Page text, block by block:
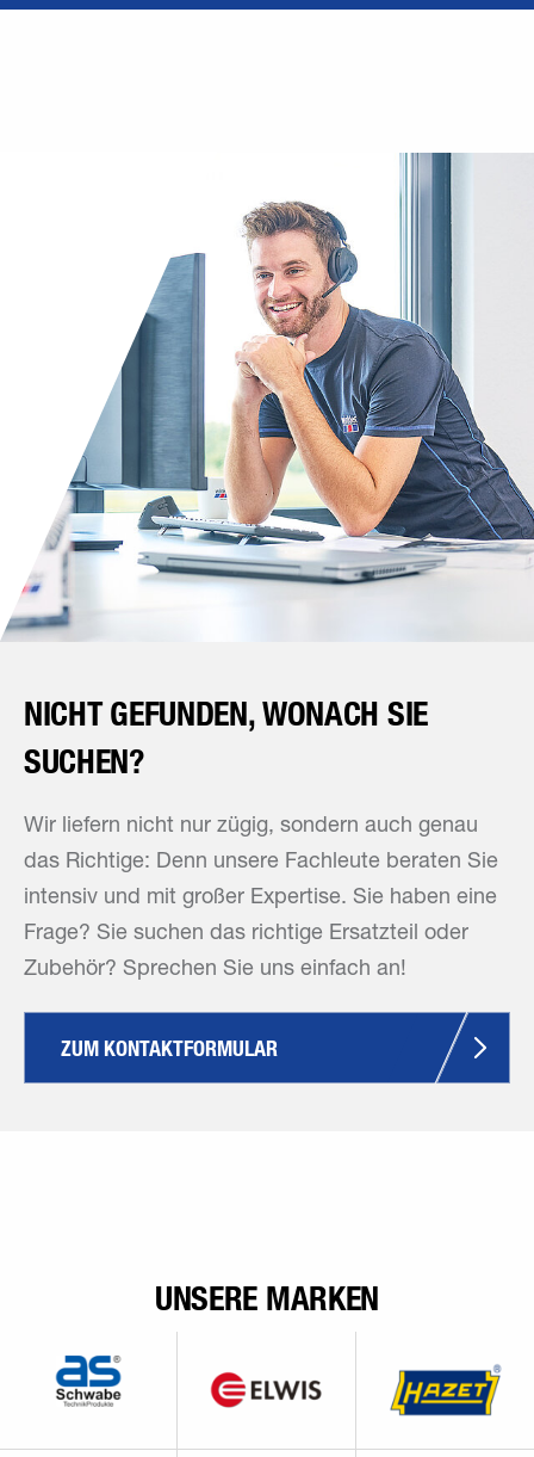
NICHT GEFUNDEN, WONACH SIE
SUCHEN?
Wir liefern nicht nur zügig, sondern auch genau
das Richtige: Denn unsere Fachleute beraten Sie
intensiv und mit großer Expertise. Sie haben eine
Frage? Sie suchen das richtige Ersatzteil oder
Zubehör? Sprechen Sie uns einfach an!
ZUM KONTAKTFORMULAR
UNSERE MARKEN